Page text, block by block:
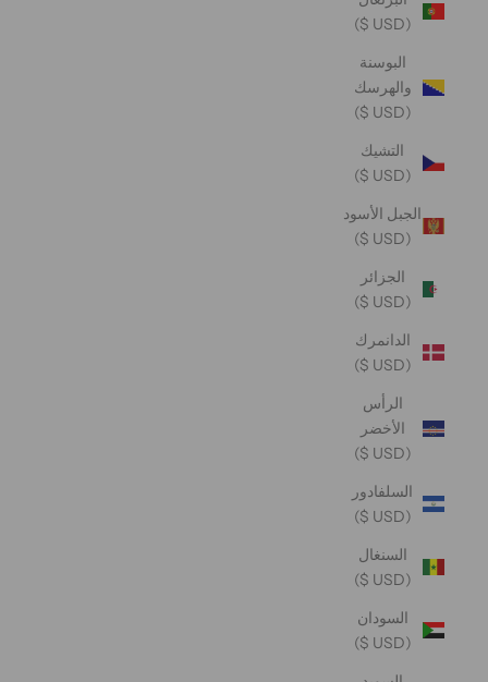
(USD $)
البوسنة
والهرسك
(USD $)
التشيك
(USD $)
الجبل الأسود
(USD $)
الجزائر
(USD $)
الدانمرك
(USD $)
الرأس
الأخضر
(USD $)
السلفادور
(USD $)
السنغال
(USD $)
السودان
(USD $)